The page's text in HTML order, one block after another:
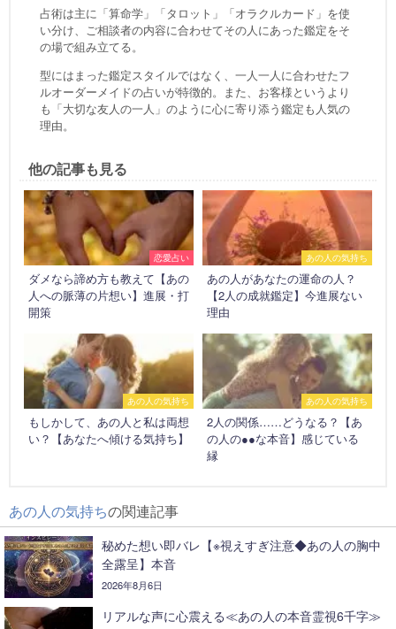
占術は主に「算命学」「タロット」「オラクルカード」を使
い分け、ご相談者の内容に合わせてその人にあった鑑定をそ
の場で組み立てる。
型にはまった鑑定スタイルではなく、一人一人に合わせたフ
ルオーダーメイドの占いが特徴的。また、お客様というより
も「大切な友人の一人」のように心に寄り添う鑑定も人気の
理由。
他の記事も見る
恋愛占い
ダメなら諦め方も教えて【あの
人への脈薄の片想い】進展・打
開策
あの人の気持ち
あの人があなたの運命の人？
【2人の成就鑑定】今進展ない
理由
あの人の気持ち
もしかして、あの人と私は両想
い？【あなたへ傾ける気持ち】
あの人の気持ち
2人の関係……どうなる？【あ
の人の●●な本音】感じている
縁
あの人の気持ちの関連記事
秘めた想い即バレ【※視えすぎ注意◆あの人の胸中
全露呈】本音
2026年8月6日
リアルな声に心震える≪あの人の本音霊視6千字≫